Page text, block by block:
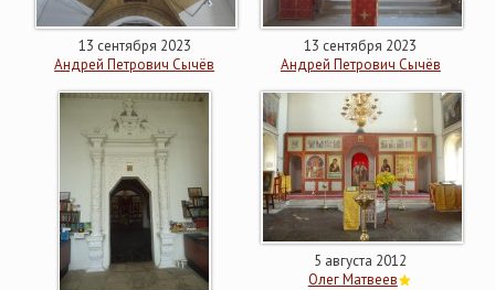
13 сентября 2023
Андрей Петрович Сычёв
13 сентября 2023
Андрей Петрович Сычёв
5 августа 2012
Олег Матвеев